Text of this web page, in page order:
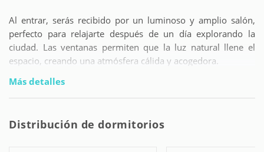
Al entrar, serás recibido por un luminoso y amplio salón,
perfecto para relajarte después de un día explorando la
ciudad. Las ventanas permiten que la luz natural llene el
espacio, creando una atmósfera cálida y acogedora.
La cocina totalmente equipada te ofrece todo lo que
necesitas para preparar deliciosas comidas caseras durante
huéspedes pueden almacenar alimentos y bebidas
Más detalles
Distribución de dormitorios